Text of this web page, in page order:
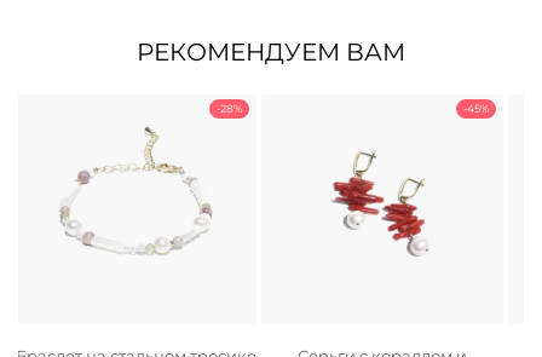
РЕКОМЕНДУЕМ ВАМ
-28% -45%